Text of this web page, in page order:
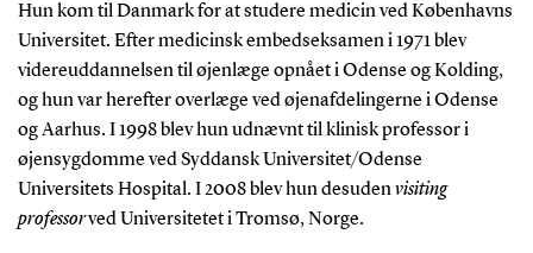
Hun kom til Danmark for at studere medicin ved Københavns
Universitet. Efter medicinsk embedseksamen i 1971 blev
videreuddannelsen til øjenlæge opnået i Odense og Kolding,
og hun var herefter overlæge ved øjenafdelingerne i Odense
og Aarhus. I 1998 blev hun udnævnt til klinisk professor i
øjensygdomme ved Syddansk Universitet/Odense
Universitets Hospital. I 2008 blev hun desudenvisiting
professorved Universitetet i Tromsø, Norge.